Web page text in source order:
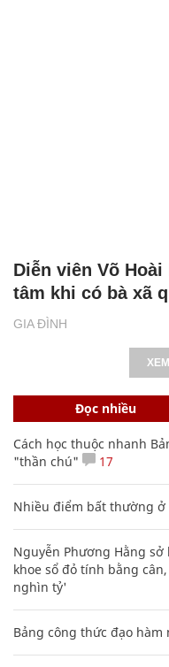
GIA ĐÌNH
Diễn viên Võ
tâm khi có bà xã
Đọc nhiều
Cách học thuộc nhanh
"thần chú"
17
Nhiều điểm bất thường ở
Nguyễn Phương Hằng
khoe sổ đỏ tính bằng
nghìn tỷ'
Bảng công thức đạo